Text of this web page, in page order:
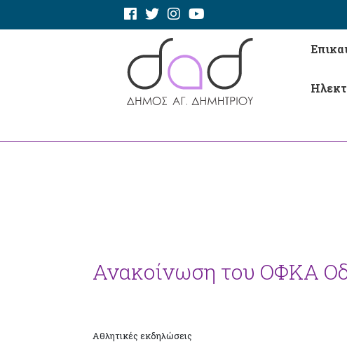
Ανακοίνωση του ΟΦΚΑ
Αθλητικές εκδηλώσεις